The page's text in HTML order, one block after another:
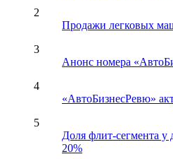
2
Продажи легковых
3
Анонс номера
4
«АвтоБизнесРевю»
5
Доля флит-сегмента у
20%